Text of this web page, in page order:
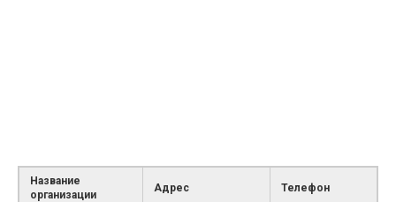
Название
организации
Адрес Телефон